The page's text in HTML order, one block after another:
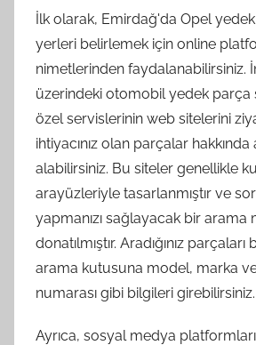
İlk olarak, Emirdağ'da Opel
yerleri belirlemek için online
nimetlerinden faydalanabilirsiniz.
üzerindeki otomobil yedek parça
özel servislerinin web sitelerini
ihtiyacınız olan parçalar hakkında
alabilirsiniz. Bu siteler genellikle
arayüzleriyle tasarlanmıştır ve
yapmanızı sağlayacak bir arama
donatılmıştır. Aradığınız
arama kutusuna model, marka
numarası gibi bilgileri girebilirsiniz.
Ayrıca, sosyal medya